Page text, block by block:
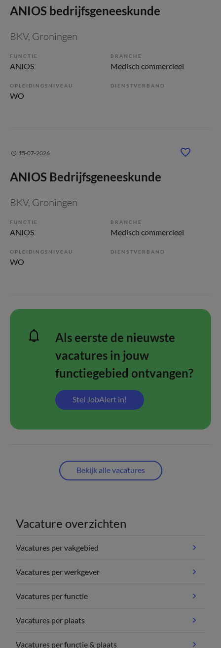
ANIOS bedrijfsgeneeskunde
BKV, Groningen
FUNCTIE
ANIOS
BRANCHE
Medisch commercieel
OPLEIDINGSNIVEAU
WO
DIENSTVERBAND
15-07-2026
ANIOS Bedrijfsgeneeskunde
BKV, Groningen
FUNCTIE
ANIOS
BRANCHE
Medisch commercieel
OPLEIDINGSNIVEAU
WO
DIENSTVERBAND
Als eerste de nieuwste
vacatures in jouw
functiegebied ontvangen?
Stel JobAlert in!
Bekijk alle vacatures
Vacature overzichten
Vacatures per vakgebied
Vacatures per werkgever
Vacatures per functie
Vacatures per plaats
Vacatures per functie & plaats